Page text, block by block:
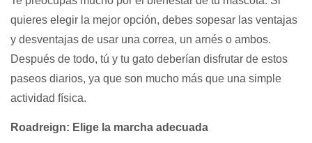
quieres elegir la mejor opción, debes sopesar las ventajas
y desventajas de usar una correa, un arnés o ambos.
Después de todo, tú y tu gato deberían disfrutar de estos
paseos diarios, ya que son mucho más que una simple
actividad física.
Roadreign: Elige la marcha adecuada